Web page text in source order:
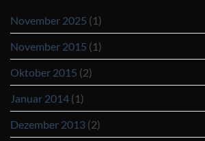
November 2025 (1)
November 2015 (1)
Oktober 2015 (2)
Januar 2014 (1)
Dezember 2013 (2)